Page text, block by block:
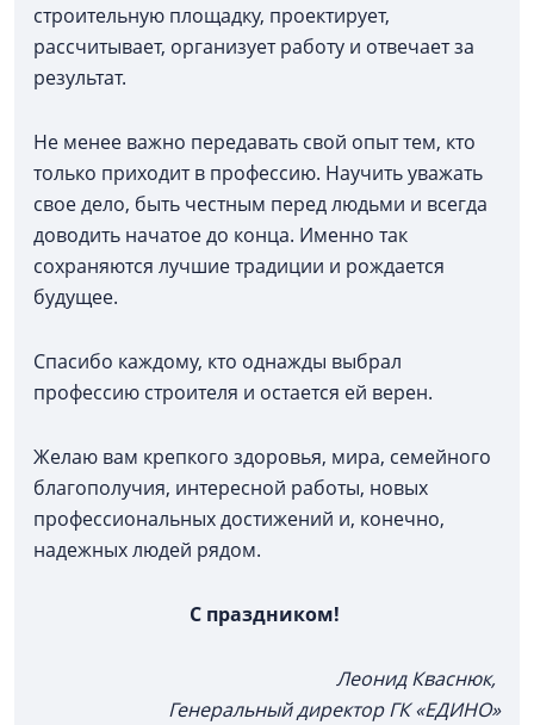
строительную площадку, проектирует,
рассчитывает, организует работу и отвечает за
результат.
Не менее важно передавать свой опыт тем, кто
только приходит в профессию. Научить уважать
свое дело, быть честным перед людьми и всегда
доводить начатое до конца. Именно так
сохраняются лучшие традиции и рождается
будущее.
Спасибо каждому, кто однажды выбрал
профессию строителя и остается ей верен.
Желаю вам крепкого здоровья, мира, семейного
благополучия, интересной работы, новых
профессиональных достижений и, конечно,
надежных людей рядом.
С праздником!
Леонид Кваснюк,
Генеральный директор ГК «ЕДИНО»